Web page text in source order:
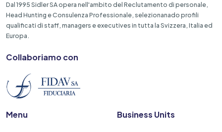
Dal 1995 Sidler SA opera nell'ambito del Reclutamento di personale,
Head Hunting e Consulenza Professionale, selezionanado profili
qualificati di staff, managers e executives in tutta la Svizzera, Italia ed
Europa.
Collaboriamo con
Menu Business Units